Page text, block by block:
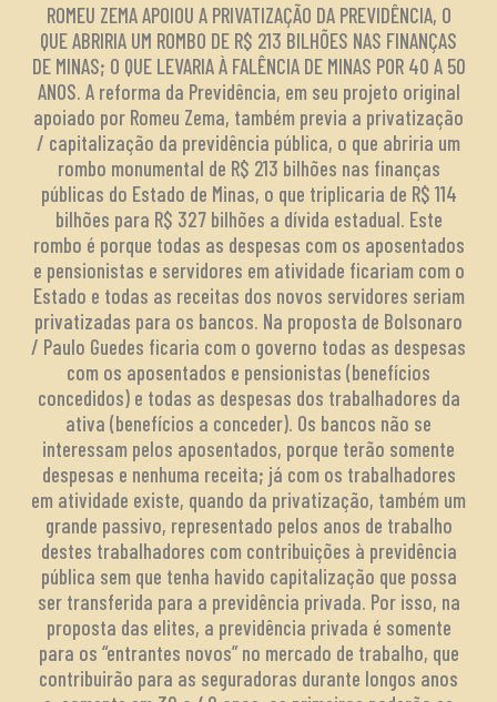
ROMEU ZEMA APOIOU A PRIVATIZAÇÃO DA PREVIDÊNCIA, O
QUE ABRIRIA UM ROMBO DE R$ 213 BILHÕES NAS FINANÇAS
DE MINAS; O QUE LEVARIA À FALÊNCIA DE MINAS POR 40 A 50
ANOS. A reforma da Previdência, em seu projeto original
apoiado por Romeu Zema, também previa a privatização
/ capitalização da previdência pública, o que abriria um
rombo monumental de R$ 213 bilhões nas finanças
públicas do Estado de Minas, o que triplicaria de R$ 114
bilhões para R$ 327 bilhões a dívida estadual. Este
rombo é porque todas as despesas com os aposentados
e pensionistas e servidores em atividade ficariam com o
Estado e todas as receitas dos novos servidores seriam
privatizadas para os bancos. Na proposta de Bolsonaro
/ Paulo Guedes ficaria com o governo todas as despesas
com os aposentados e pensionistas (benefícios
concedidos) e todas as despesas dos trabalhadores da
ativa (benefícios a conceder). Os bancos não se
interessam pelos aposentados, porque terão somente
despesas e nenhuma receita; já com os trabalhadores
em atividade existe, quando da privatização, também um
grande passivo, representado pelos anos de trabalho
destes trabalhadores com contribuições à previdência
pública sem que tenha havido capitalização que possa
ser transferida para a previdência privada. Por isso, na
proposta das elites, a previdência privada é somente
para os “entrantes novos” no mercado de trabalho, que
contribuirão para as seguradoras durante longos anos